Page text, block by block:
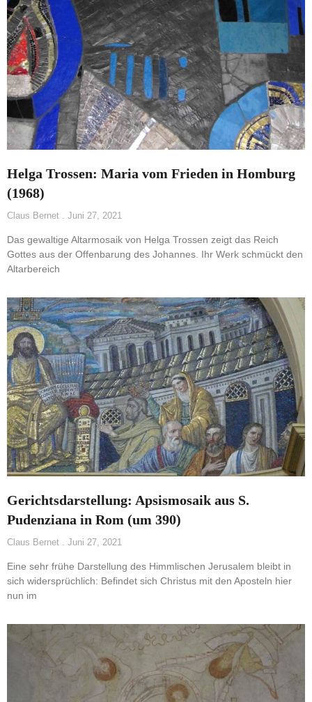
Helga Trossen: Maria vom Frieden in Homburg
(1968)
Claus Bernet Juni 27, 2021
Das gewaltige Altarmosaik von Helga Trossen zeigt das Reich
Gottes aus der Offenbarung des Johannes. Ihr Werk schmückt den
Altarbereich
Gerichtsdarstellung: Apsismosaik aus S.
Pudenziana in Rom (um 390)
Claus Bernet Juni 27, 2021
Eine sehr frühe Darstellung des Himmlischen Jerusalem bleibt in
sich widersprüchlich: Befindet sich Christus mit den Aposteln hier
nun im